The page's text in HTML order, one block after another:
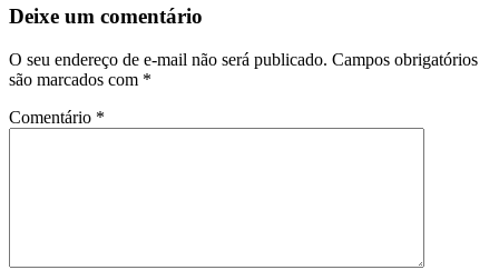
Deixe um comentário
O seu endereço de e-mail não será publicado. Campos obrigatórios
são marcados com *
Comentário *